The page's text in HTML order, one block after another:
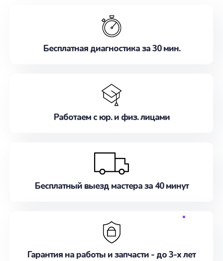
Бесплатная диагностика за 30 мин.
Работаем с юр. и физ. лицами
Бесплатный выезд мастера за 40 минут
Гарантия на работы и запчасти - до 3-х лет